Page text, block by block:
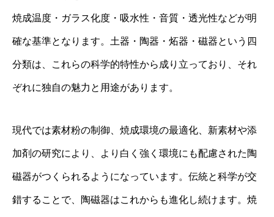
焼成温度・ガラス化度・吸水性・音質・透光性などが明
確な基準となります。土器・陶器・炻器・磁器という四
分類は、これらの科学的特性から成り立っており、それ
ぞれに独自の魅力と用途があります。
現代では素材粉の制御、焼成環境の最適化、新素材や添
加剤の研究により、より白く強く環境にも配慮された陶
磁器がつくられるようになっています。伝統と科学が交
錯することで、陶磁器はこれからも進化し続けます。焼